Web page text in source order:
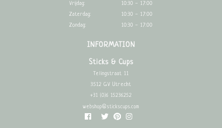
Vrijdag:
10:30 - 17:00
Zaterdag:
10:30 - 17:00
Zondag:
10:30 - 17:00
INFORMATION
Sticks & Cups
Telingstraat 11
3512 GV Utrecht
+31 (0)6 15236252
webshop@stickscups.com